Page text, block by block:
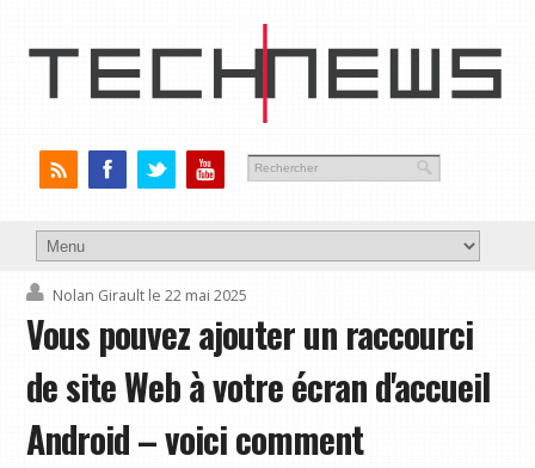
Nolan Girault le 22 mai 2025
Vous pouvez ajouter un raccourci
de site Web à votre écran d'accueil
Android – voici comment